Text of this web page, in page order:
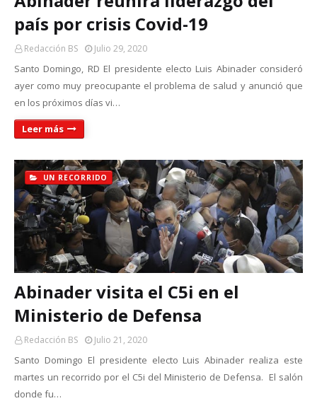
país por crisis Covid-19
Redacción BS Julio 29, 2020
Santo Domingo, RD El presidente electo Luis Abinader consideró
ayer como muy preocupan­te el problema de salud y anunció que
en los próxi­mos días vi…
Leer más
UN RECORRIDO
Abinader visita el C5i en el
Ministerio de Defensa
Redacción BS Julio 21, 2020
Santo Domingo El presidente electo Luis Abinader realiza este
martes un recorrido por el C5i del Ministerio de Defensa. El salón
donde fu…